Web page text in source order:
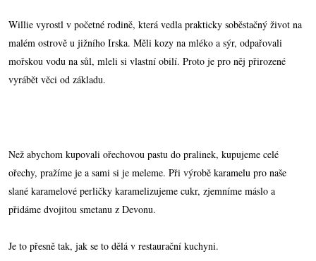
Willie vyrostl v početné rodině, která vedla prakticky soběstačný život na
malém ostrově u jižního Irska. Měli kozy na mléko a sýr, odpařovali
mořskou vodu na sůl, mleli si vlastní obilí. Proto je pro něj přirozené
vyrábět věci od základu.
Než abychom kupovali ořechovou pastu do pralinek, kupujeme celé
ořechy, pražíme je a sami si je meleme. Při výrobě karamelu pro naše
slané karamelové perličky karamelizujeme cukr, zjemníme máslo a
přidáme dvojitou smetanu z Devonu.
Je to přesně tak, jak se to dělá v restaurační kuchyni.